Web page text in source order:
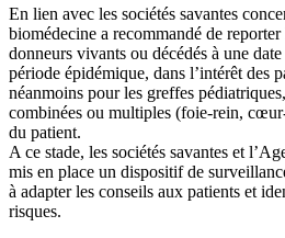
En lien avec les sociétés savantes
biomédecine a recommandé de
donneurs vivants ou décédés à une
période épidémique, dans l’intérêt des
néanmoins pour les greffes
combinées ou multiples (foie-rein,
du patient.
A ce stade, les sociétés savantes et
mis en place un dispositif de
à adapter les conseils aux patients et
risques.